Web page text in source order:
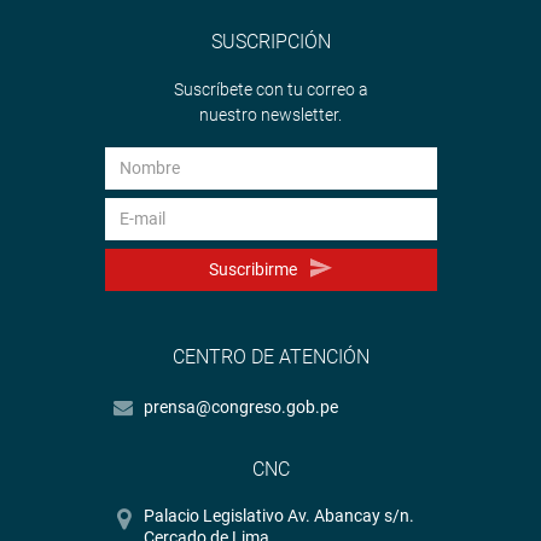
SUSCRIPCIÓN
Suscríbete con tu correo a
nuestro newsletter.
Suscribirme
CENTRO DE ATENCIÓN
prensa@congreso.gob.pe
CNC
Palacio Legislativo Av. Abancay s/n.